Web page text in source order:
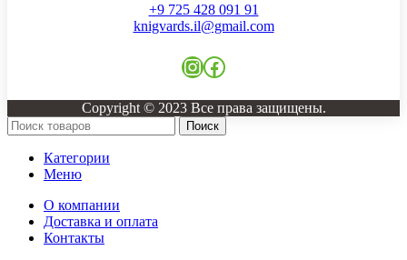
+9 725 428 091 91
knigvards.il@gmail.com
Instagram
Facebook
Copyright © 2023 Все права защищены.
Поиск
Категории
Меню
О компании
Доставка и оплата
Контакты